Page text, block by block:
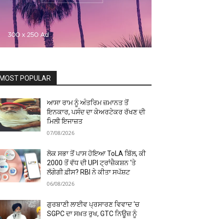
POPULAR
ਆਸਾ ਰਾਮ ਨੂੰ ਅੰਤਰਿਮ ਜ਼ਮਾਨਤ ਤੋਂ
ਇਨਕਾਰ, ਪਸੰਦ ਦਾ ਕੇਅਰਟੇਕਰ ਰੱਖਣ ਦੀ
ਮਿਲੀ ਇਜਾਜ਼ਤ
07/08/2026
ਲੋਕ ਸਭਾ ਤੋਂ ਪਾਸ ਹੋਇਆ ToLA ਬਿੱਲ, ਕੀ
₹2000 ਤੋਂ ਵੱਧ ਦੀ UPI ਟ੍ਰਾਂਜ਼ੈਕਸ਼ਨ ‘ਤੇ
ਲੱਗੇਗੀ ਫ਼ੀਸ? RBI ਨੇ ਕੀਤਾ ਸਪੱਸ਼ਟ
06/08/2026
ਗੁਰਬਾਣੀ ਲਾਈਵ ਪ੍ਰਸਾਰਣ ਵਿਵਾਦ ‘ਚ
SGPC ਦਾ ਸਖ਼ਤ ਰੁਖ, GTC ਨਿਊਜ਼ ਨੂੰ